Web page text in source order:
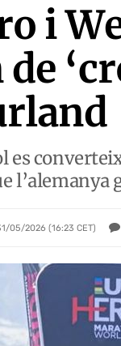
i
es
l’alemanya
05/2026 (16:23 CET)